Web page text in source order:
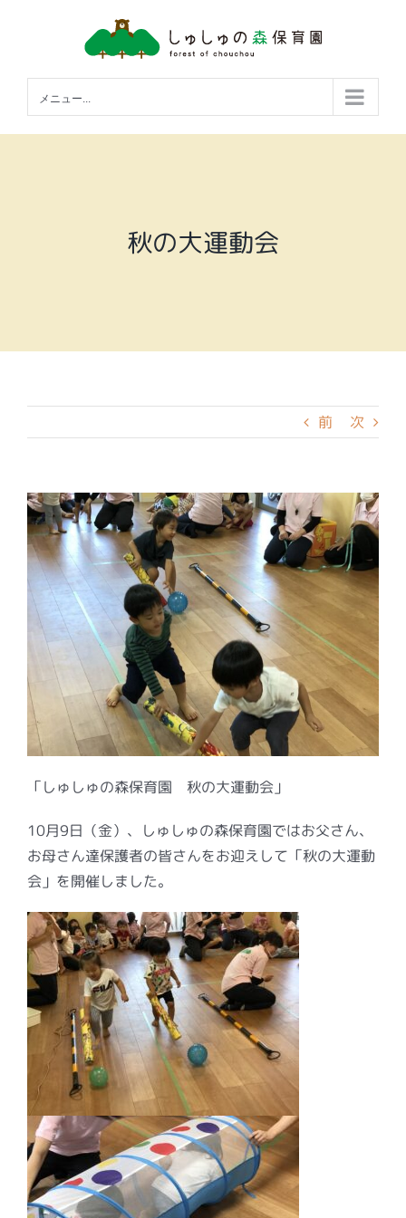
メニュー...
秋の大運動会
前 次
「しゅしゅの森保育園 秋の大運動会」
10月9日（金）、しゅしゅの森保育園ではお父さん、
お母さん達保護者の皆さんをお迎えして「秋の大運動
会」を開催しました。